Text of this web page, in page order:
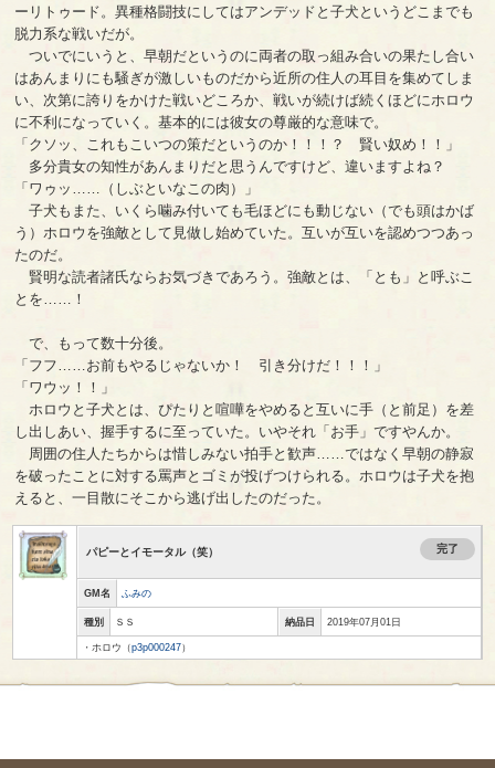
ーリトゥード。異種格闘技にしてはアンデッドと子犬というどこまでも
脱力系な戦いだが。
ついでにいうと、早朝だというのに両者の取っ組み合いの果たし合い
はあんまりにも騒ぎが激しいものだから近所の住人の耳目を集めてしま
い、次第に誇りをかけた戦いどころか、戦いが続けば続くほどにホロウ
に不利になっていく。基本的には彼女の尊厳的な意味で。
「クソッ、これもこいつの策だというのか！！！？ 賢い奴め！！」
多分貴女の知性があんまりだと思うんですけど、違いますよね？
「ワゥッ……（しぶといなこの肉）」
子犬もまた、いくら噛み付いても毛ほどにも動じない（でも頭はかば
う）ホロウを強敵として見做し始めていた。互いが互いを認めつつあっ
たのだ。
賢明な読者諸氏ならお気づきであろう。強敵とは、「とも」と呼ぶこ
とを……！
で、もって数十分後。
「フフ……お前もやるじゃないか！ 引き分けだ！！！」
「ワウッ！！」
ホロウと子犬とは、ぴたりと喧嘩をやめると互いに手（と前足）を差
し出しあい、握手するに至っていた。いやそれ「お手」ですやんか。
周囲の住人たちからは惜しみない拍手と歓声……ではなく早朝の静寂
を破ったことに対する罵声とゴミが投げつけられる。ホロウは子犬を抱
えると、一目散にそこから逃げ出したのだった。
パピーとイモータル（笑） 完了
GM名 ふみの
種別 ＳＳ 納品日 2019年07月01日
・ホロウ（p3p000247）